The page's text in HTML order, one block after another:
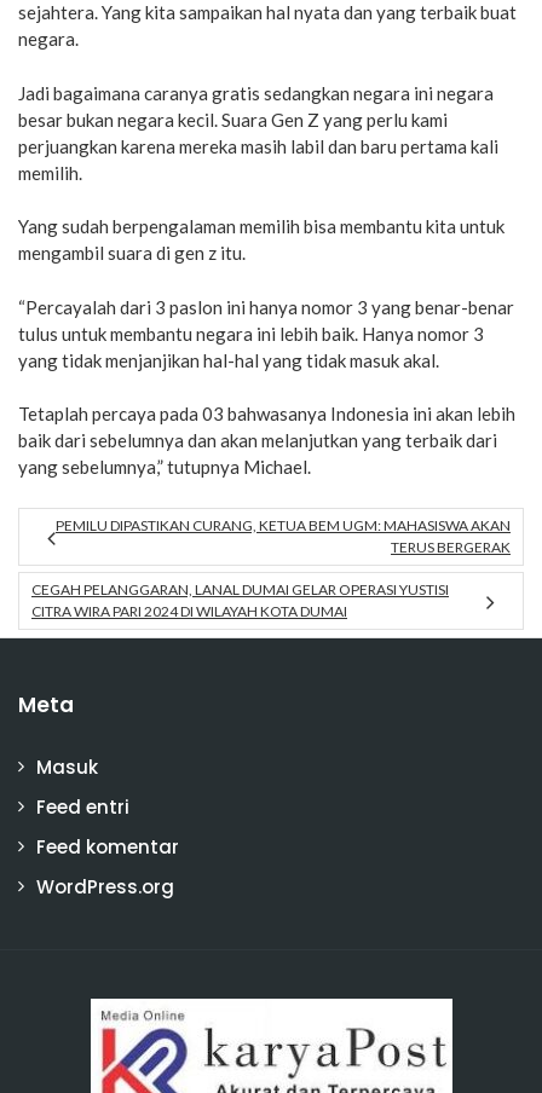
sejahtera. Yang kita sampaikan hal nyata dan yang terbaik buat
negara.
Jadi bagaimana caranya gratis sedangkan negara ini negara
besar bukan negara kecil. Suara Gen Z yang perlu kami
perjuangkan karena mereka masih labil dan baru pertama kali
memilih.
Yang sudah berpengalaman memilih bisa membantu kita untuk
mengambil suara di gen z itu.
“Percayalah dari 3 paslon ini hanya nomor 3 yang benar-benar
tulus untuk membantu negara ini lebih baik. Hanya nomor 3
yang tidak menjanjikan hal-hal yang tidak masuk akal.
Tetaplah percaya pada 03 bahwasanya Indonesia ini akan lebih
baik dari sebelumnya dan akan melanjutkan yang terbaik dari
yang sebelumnya,” tutupnya Michael.
PEMILU DIPASTIKAN CURANG, KETUA BEM UGM: MAHASISWA AKAN
TERUS BERGERAK
CEGAH PELANGGARAN, LANAL DUMAI GELAR OPERASI YUSTISI
CITRA WIRA PARI 2024 DI WILAYAH KOTA DUMAI
Meta
Masuk
Feed entri
Feed komentar
WordPress.org